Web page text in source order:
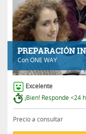
PREPARACIÓN
ConONE WAY
Excelente
¡Bien! Responde <24 h.
Precio a consultar